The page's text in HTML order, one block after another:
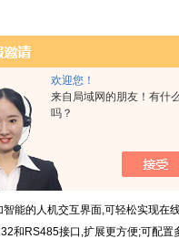
欢迎您！
来自局域网的朋友！有什
吗？
留言
能的人机交互界面,可轻松实现在
和RS485接口,扩展更方便;可配置